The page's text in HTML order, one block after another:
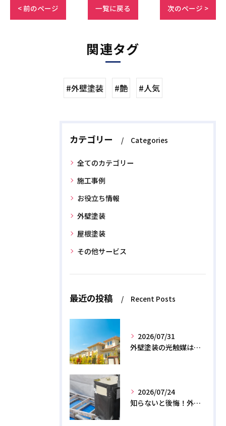
< 前のページ 一覧に戻る 次のページ >
関連タグ
#外壁塗装 #艶 #人気
カテゴリー Categories
全てのカテゴリー
施工事例
お役立ち情報
外壁塗装
屋根塗装
その他サービス
最近の投稿 Recent Posts
2026/07/31
外壁塗装の光触媒は効果なし？デメリットと2026年のリアル
2026/07/24
知らないと後悔！外壁塗装で無機質塗料を選ぶデメリットと3つの罠